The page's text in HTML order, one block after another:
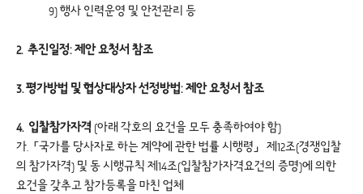
9) 행사 인력운영 및 안전관리 등
2. 추진일정: 제안 요청서 참조
3. 평가방법 및 협상대상자 선정방법: 제안 요청서 참조
4. 입찰참가자격 (아래 각호의 요건을 모두 충족하여야 함)
가.「국가를 당사자로 하는 계약에 관한 법률 시행령」 제12조(경쟁입찰
의 참가자격) 및 동 시행규칙 제14조(입찰참가자격요건의 증명)에 의한
요건을 갖추고 참가등록을 마친 업체